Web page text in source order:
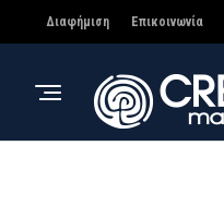
Διαφήμιση Επικοινωνία